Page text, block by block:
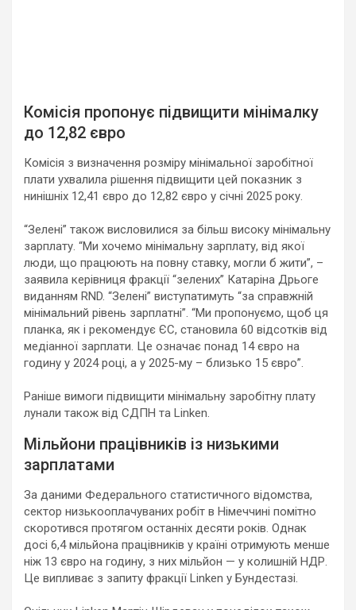
Комісія пропонує підвищити мінімалку
до 12,82 євро
Комісія з визначення розміру мінімальної заробітної
плати ухвалила рішення підвищити цей показник з
нинішніх 12,41 євро до 12,82 євро у січні 2025 року.
“Зелені” також висловилися за більш високу мінімальну
зарплату. “Ми хочемо мінімальну зарплату, від якої
люди, що працюють на повну ставку, могли б жити”, –
заявила керівниця фракції “зелених” Катаріна Дрьоге
виданням RND. “Зелені” виступатимуть “за справжній
мінімальний рівень зарплатні”. “Ми пропонуємо, щоб ця
планка, як і рекомендує ЄС, становила 60 відсотків від
медіанної зарплати. Це означає понад 14 євро на
годину у 2024 році, а у 2025-му – близько 15 євро”.
Раніше вимоги підвищити мінімальну заробітну плату
лунали також від СДПН та Linken.
Мільйони працівників із низькими
зарплатами
За даними Федерального статистичного відомства,
сектор низькооплачуваних робіт в Німеччині помітно
скоротився протягом останніх десяти років. Однак
досі 6,4 мільйона працівників у країні отримують менше
ніж 13 євро на годину, з них мільйон — у колишній НДР.
Це випливає з запиту фракції Linken у Бундестазі.